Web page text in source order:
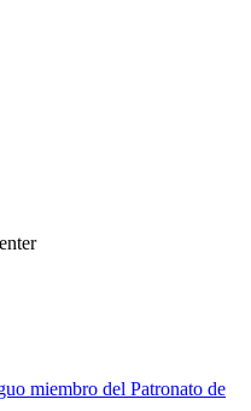
miembro del Patronato de